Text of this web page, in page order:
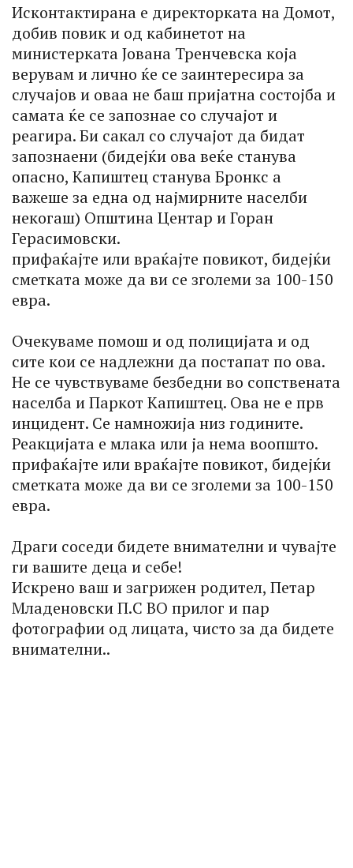
Исконтактирана е директорката на Домот,
добив повик и од кабинетот на
министерката Јована Тренчевска која
верувам и лично ќе се заинтересира за
случајов и оваа не баш пријатна состојба и
самата ќе се запознае со случајот и
реагира. Би сакал со случајот да бидат
запознаени (бидејќи ова веќе станува
опасно, Капиштец станува Бронкс а
важеше за една од најмирните населби
некогаш) Општина Центар и Горан
Герасимовски.
прифаќајте или враќајте повикот, бидејќи
сметката може да ви се зголеми за 100-150
евра.
Очекуваме помош и од полицијата и од
сите кои се надлежни да постапат по ова.
Не се чувствуваме безбедни во сопствената
населба и Паркот Капиштец. Ова не е прв
инцидент. Се намножија низ годините.
Реакцијата е млака или ја нема воопшто.
прифаќајте или враќајте повикот, бидејќи
сметката може да ви се зголеми за 100-150
евра.
Драги соседи бидете внимателни и чувајте
ги вашите деца и себе!
Искрено ваш и загрижен родител, Петар
Младеновски П.С ВО прилог и пар
фотографии од лицата, чисто за да бидете
внимателни..